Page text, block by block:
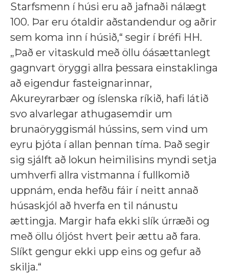
Starfsmenn í húsi eru að jafnaði nálægt
100. Þar eru ótaldir aðstandendur og aðrir
sem koma inn í húsið,“ segir í bréfi HH.
„Það er vitaskuld með öllu óásættanlegt
gagnvart öryggi allra þessara einstaklinga
að eigendur fasteignarinnar,
Akureyrarbær og íslenska ríkið, hafi látið
svo alvarlegar athugasemdir um
brunaöryggismál hússins, sem vind um
eyru þjóta í allan þennan tíma. Það segir
sig sjálft að lokun heimilisins myndi setja
umhverfi allra vistmanna í fullkomið
uppnám, enda hefðu fáir í neitt annað
húsaskjól að hverfa en til nánustu
ættingja. Margir hafa ekki slík úrræði og
með öllu óljóst hvert þeir ættu að fara.
Slíkt gengur ekki upp eins og gefur að
skilja.“